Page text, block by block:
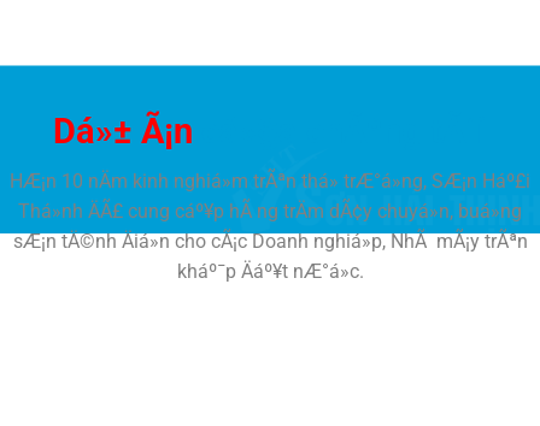
Dá»± Ã¡n
HÆ¡n 10 nÄm kinh nghiá»m trÃªn thá» trÆ°á»ng, SÆ¡n Háº£i
Thá»nh ÄÃ£ cung cáº¥p hÃ ng trÄm dÃ¢y chuyá»n, buá»ng
sÆ¡n tÄ©nh Äiá»n cho cÃ¡c Doanh nghiá»p, NhÃ mÃ¡y trÃªn
kháº¯p Äáº¥t nÆ°á»c.